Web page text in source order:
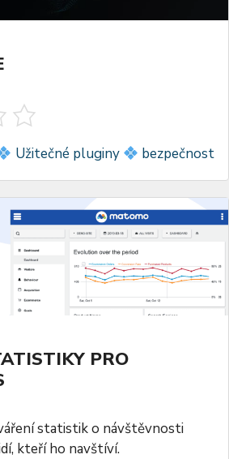
Užitečné pluginy bezpečnost
PRO
statistik o návštěvnosti
kteří ho navštíví.